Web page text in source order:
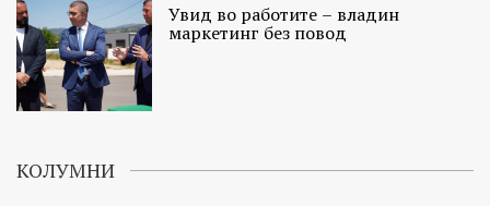
Увид во работите – владин
маркетинг без повод
КОЛУМНИ